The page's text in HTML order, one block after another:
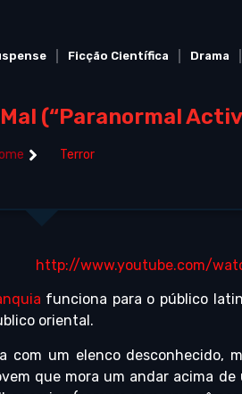
Ficção Científica Drama
(“Paranormal
Terror
http://www.youtube.com/
funciona para o público
oriental.
com um elenco desconhecido,
que mora um andar acima